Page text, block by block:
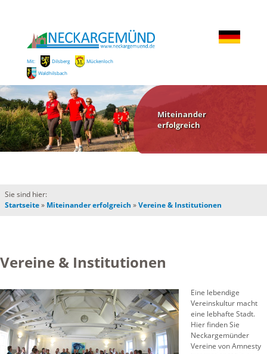
Mit: Dilsberg
Mückenloch
Waldhilsbach
Miteinander
erfolgreich
Sie sind hier:
Startseite» Miteinander erfolgreich »Vereine & Institutionen
Vereine & Institutionen
Eine lebendige
Vereinskultur macht
eine lebhafte Stadt.
Hier finden Sie
Neckargemünder
Vereine von Amnesty